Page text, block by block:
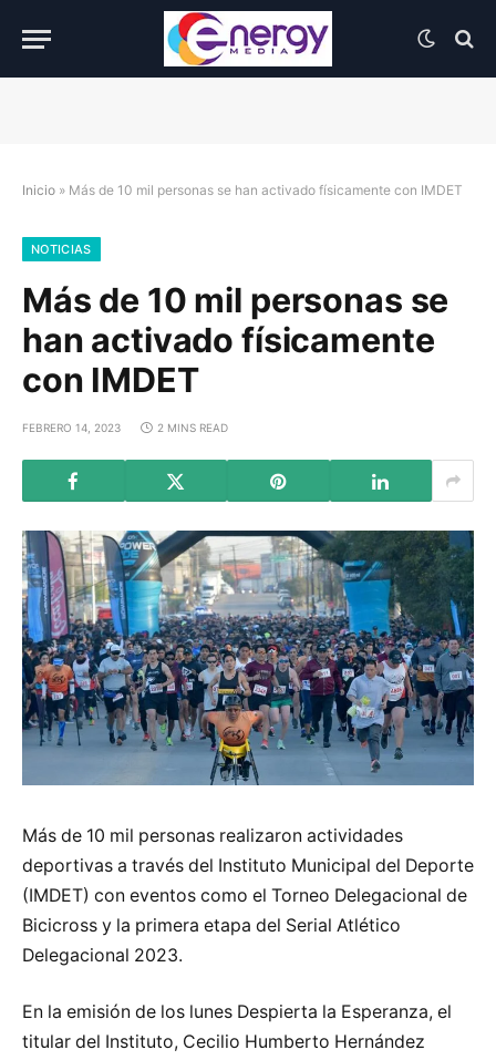
Inicio » Más de 10 mil personas se han activado físicamente con IMDET
NOTICIAS
Más de 10 mil personas se
han activado físicamente
con IMDET
FEBRERO 14, 2023 2 MINS READ
Más de 10 mil personas realizaron actividades
deportivas a través del Instituto Municipal del Deporte
(IMDET) con eventos como el Torneo Delegacional de
Bicicross y la primera etapa del Serial Atlético
Delegacional 2023.
En la emisión de los lunes Despierta la Esperanza, el
titular del Instituto, Cecilio Humberto Hernández